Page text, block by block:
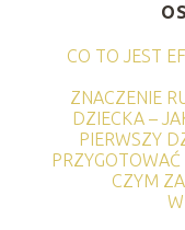
CO TO JEST
ZNACZENIE
DZIECKA –
PIERWSZY
CZYM